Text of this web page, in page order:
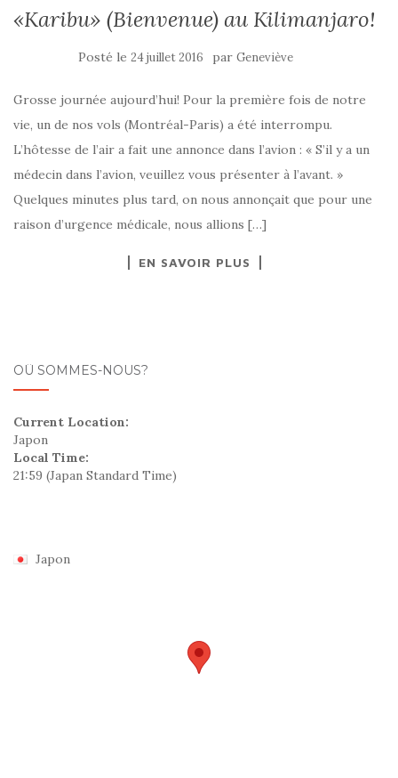
«Karibu» (Bienvenue) au Kilimanjaro!
Posté le 24 juillet 2016 par Geneviève
Grosse journée aujourd’hui! Pour la première fois de notre
vie, un de nos vols (Montréal-Paris) a été interrompu.
L’hôtesse de l’air a fait une annonce dans l’avion : « S’il y a un
médecin dans l’avion, veuillez vous présenter à l’avant. »
Quelques minutes plus tard, on nous annonçait que pour une
raison d’urgence médicale, nous allions […]
EN SAVOIR PLUS
OÛ SOMMES-NOUS?
Current Location:
Japon
Local Time:
21:59 (Japan Standard Time)
Japon